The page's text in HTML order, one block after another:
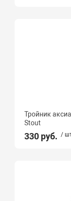
Тройник
Stout
330 руб. /